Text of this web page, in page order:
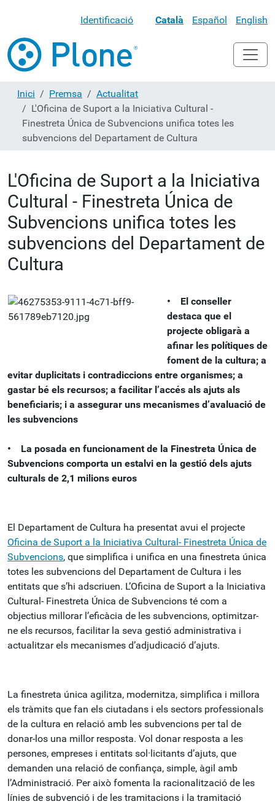
Identificació Català Español English
Inici Premsa
Actualitat
L'Oficina de Suport a la Iniciativa Cultural -
Finestreta Única de Subvencions unifica totes les
subvencions del Departament de Cultura
L'Oficina de Suport a la Iniciativa
Cultural - Finestreta Única de
Subvencions unifica totes les
subvencions del Departament de
Cultura
• El conseller
destaca que el
projecte obligarà a
afinar les polítiques de
foment de la cultura; a
evitar duplicitats i contradiccions entre organismes; a
gastar bé els recursos; a facilitar l’accés als ajuts als
beneficiaris; i a assegurar uns mecanismes d’avaluació de
les subvencions
• La posada en funcionament de la Finestreta Única de
Subvencions comporta un estalvi en la gestió dels ajuts
culturals de 2,1 milions euros
El Departament de Cultura ha presentat avui el projecte
Oficina de Suport a la Iniciativa Cultural- Finestreta Única de
Subvencions, que simplifica i unifica en una finestreta única
totes les subvencions del Departament de Cultura i les
entitats que s’hi adscriuen. L’Oficina de Suport a la Iniciativa
Cultural- Finestreta Única de Subvencions té com a
objectius millorar l’eficàcia de les subvencions, optimitzar-
ne els recursos, facilitar la seva gestió administrativa i
actualitzar els mecanismes d’adjudicació d’ajuts.
La finestreta única agilitza, modernitza, simplifica i millora
els tràmits que fan els ciutadans i els sectors professionals
de la cultura en relació amb les subvencions per tal de
donar-los una millor resposta. Vol donar resposta a les
persones, empreses i entitats sol·licitants d’ajuts, que
demanden una relació de confiança, simple, àgil amb
l’Administració. Per això fomenta la racionalització de les
línies de subvenció i de les tramitacions i la tramitació